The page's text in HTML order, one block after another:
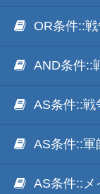
OR条件::
AND条件::
AS条件::戦
AS条件::軍
AS条件::メ